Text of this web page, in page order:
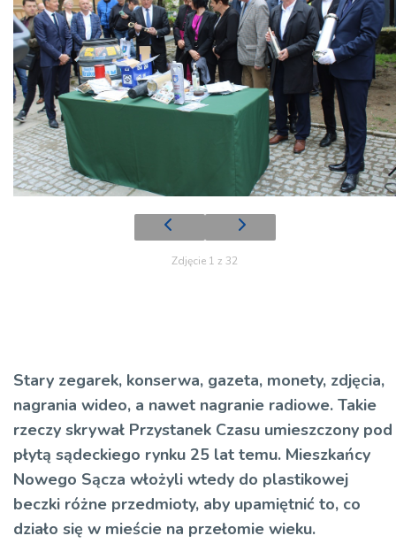
Zdjęcie 1 z 32
Stary zegarek, konserwa, gazeta, monety, zdjęcia,
nagrania wideo, a nawet nagranie radiowe. Takie
rzeczy skrywał Przystanek Czasu umieszczony pod
płytą sądeckiego rynku 25 lat temu. Mieszkańcy
Nowego Sącza włożyli wtedy do plastikowej
beczki różne przedmioty, aby upamiętnić to, co
działo się w mieście na przełomie wieku.